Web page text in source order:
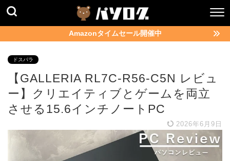
Amazonタイムセール開催中
ドスパラ
【GALLERIA RL7C-R56-C5N レビュ
ー】クリエイティブとゲームを両立
させる15.6インチノートPC
2026年6月9日